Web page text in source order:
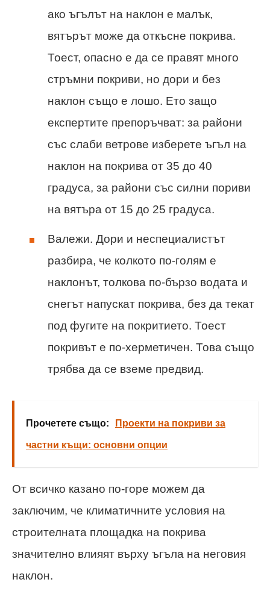
ако ъгълът на наклон е малък,
вятърът може да откъсне покрива.
Тоест, опасно е да се правят много
стръмни покриви, но дори и без
наклон също е лошо. Ето защо
експертите препоръчват: за райони
със слаби ветрове изберете ъгъл на
наклон на покрива от 35 до 40
градуса, за райони със силни пориви
на вятъра от 15 до 25 градуса.
Валежи. Дори и неспециалистът
разбира, че колкото по-голям е
наклонът, толкова по-бързо водата и
снегът напускат покрива, без да текат
под фугите на покритието. Тоест
покривът е по-херметичен. Това също
трябва да се вземе предвид.
Прочетете също: Проекти на покриви за
частни къщи: основни опции
От всичко казано по-горе можем да
заключим, че климатичните условия на
строителната площадка на покрива
значително влияят върху ъгъла на неговия
наклон.